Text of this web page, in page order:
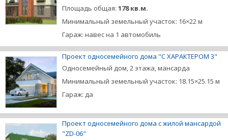
Площадь общая: 178 кв.м.
Минимальный земельный участок: 16×22 м
Гараж: навес на 1 автомобиль
Проект односемейного дома "С ХАРАКТЕРОМ 3"
Односемейный дом, 2 этажа, мансарда
Минимальный земельный участок: 18.15×25.15 м
Гараж: да
Проект односемейного дома с жилой мансардой
"ZD-06"